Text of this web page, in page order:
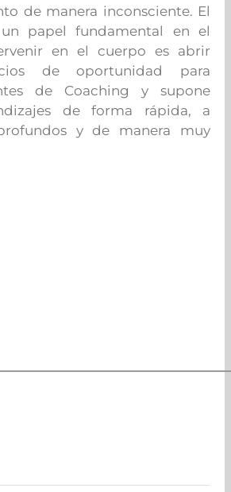
de manera inconsciente. El
papel fundamental en el
en el cuerpo es abrir
de oportunidad para
de Coaching y supone
de forma rápida, a
y de manera muy